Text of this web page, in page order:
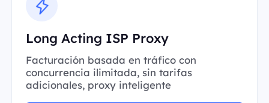
Long Acting ISP Proxy
Facturación basada en tráfico con
concurrencia ilimitada, sin tarifas
adicionales, proxy inteligente